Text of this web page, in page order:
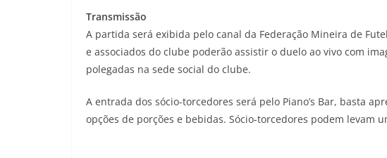
Transmissão
A partida será exibida pelo canal da Federação Mineira de
e associados do clube poderão assistir o duelo ao vivo com
polegadas na sede social do clube.
A entrada dos sócio-torcedores será pelo Piano’s Bar, basta
opções de porções e bebidas. Sócio-torcedores podem levam